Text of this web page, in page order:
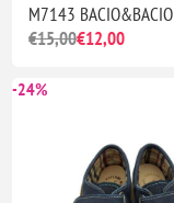
M7143 BACIO&BACIO
€15,00€12,00
-24%